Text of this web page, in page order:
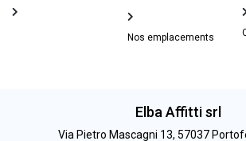
Nos emplacements
Elba Affitti srl
Via Pietro Mascagni 13, 57037